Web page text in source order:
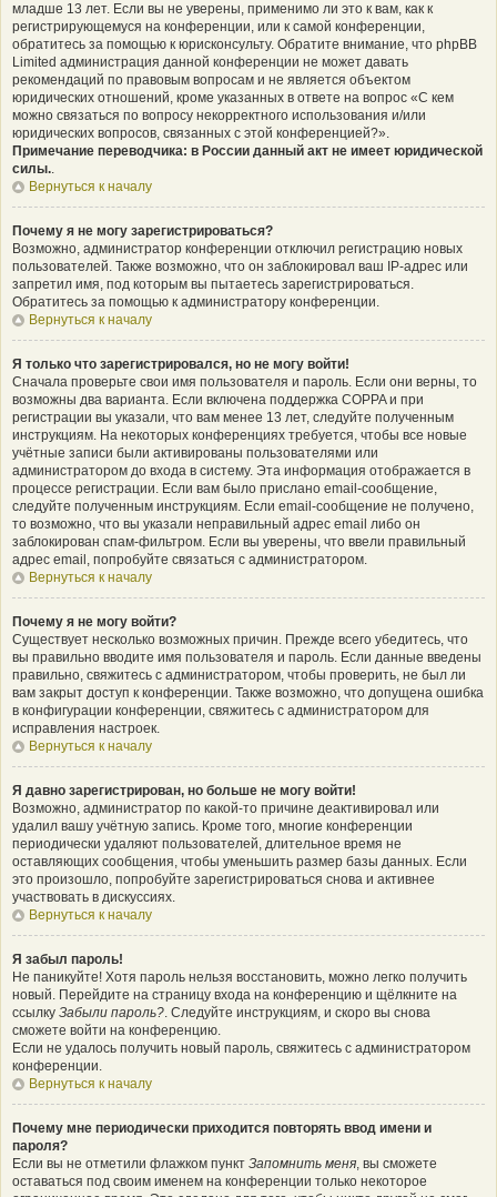
младше 13 лет. Если вы не уверены, применимо ли это к вам, как к
регистрирующемуся на конференции, или к самой конференции,
обратитесь за помощью к юрисконсульту. Обратите внимание, что phpBB
Limited администрация данной конференции не может давать
рекомендаций по правовым вопросам и не является объектом
юридических отношений, кроме указанных в ответе на вопрос «С кем
можно связаться по вопросу некорректного использования и/или
юридических вопросов, связанных с этой конференцией?».
Примечание переводчика: в России данный акт не имеет юридической
силы..
Вернуться к началу
Почему я не могу зарегистрироваться?
Возможно, администратор конференции отключил регистрацию новых
пользователей. Также возможно, что он заблокировал ваш IP-адрес или
запретил имя, под которым вы пытаетесь зарегистрироваться.
Обратитесь за помощью к администратору конференции.
Вернуться к началу
Я только что зарегистрировался, но не могу войти!
Сначала проверьте свои имя пользователя и пароль. Если они верны, то
возможны два варианта. Если включена поддержка COPPA и при
регистрации вы указали, что вам менее 13 лет, следуйте полученным
инструкциям. На некоторых конференциях требуется, чтобы все новые
учётные записи были активированы пользователями или
администратором до входа в систему. Эта информация отображается в
процессе регистрации. Если вам было прислано email-сообщение,
следуйте полученным инструкциям. Если email-сообщение не получено,
то возможно, что вы указали неправильный адрес email либо он
заблокирован спам-фильтром. Если вы уверены, что ввели правильный
адрес email, попробуйте связаться с администратором.
Вернуться к началу
Почему я не могу войти?
Существует несколько возможных причин. Прежде всего убедитесь, что
вы правильно вводите имя пользователя и пароль. Если данные введены
правильно, свяжитесь с администратором, чтобы проверить, не был ли
вам закрыт доступ к конференции. Также возможно, что допущена ошибка
в конфигурации конференции, свяжитесь с администратором для
исправления настроек.
Вернуться к началу
Я давно зарегистрирован, но больше не могу войти!
Возможно, администратор по какой-то причине деактивировал или
удалил вашу учётную запись. Кроме того, многие конференции
периодически удаляют пользователей, длительное время не
оставляющих сообщения, чтобы уменьшить размер базы данных. Если
это произошло, попробуйте зарегистрироваться снова и активнее
участвовать в дискуссиях.
Вернуться к началу
Я забыл пароль!
Не паникуйте! Хотя пароль нельзя восстановить, можно легко получить
новый. Перейдите на страницу входа на конференцию и щёлкните на
ссылку Забыли пароль?. Следуйте инструкциям, и скоро вы снова
сможете войти на конференцию.
Если не удалось получить новый пароль, свяжитесь с администратором
конференции.
Вернуться к началу
Почему мне периодически приходится повторять ввод имени и
пароля?
Если вы не отметили флажком пункт Запомнить меня, вы сможете
оставаться под своим именем на конференции только некоторое